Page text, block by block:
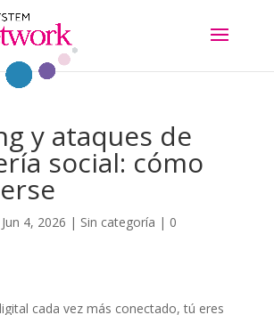
y ataques de
social: cómo
Jun 4, 2026 | Sin categoría | 0
cada vez más conectado, tú eres